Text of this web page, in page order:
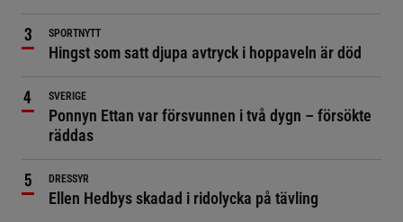
SPORTNYTT
Hingst som satt djupa avtryck i hoppaveln är död
SVERIGE
Ponnyn Ettan var försvunnen i två dygn – försökte
räddas
DRESSYR
Ellen Hedbys skadad i ridolycka på tävling